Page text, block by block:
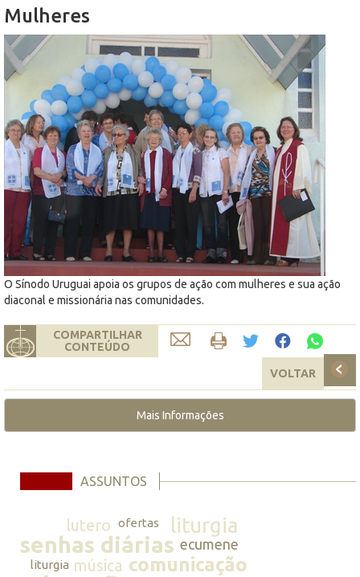
Mulheres
O Sínodo Uruguai apoia os grupos de ação com mulheres e sua ação
diaconal e missionária nas comunidades.
COMPARTILHAR
CONTEÚDO
VOLTAR
Mais Informações
ASSUNTOS
lutero ofertas liturgia
senhas diárias ecumene
liturgia música comunicação